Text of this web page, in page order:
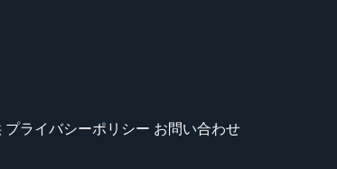
プライバシーポリシー お問い合わせ